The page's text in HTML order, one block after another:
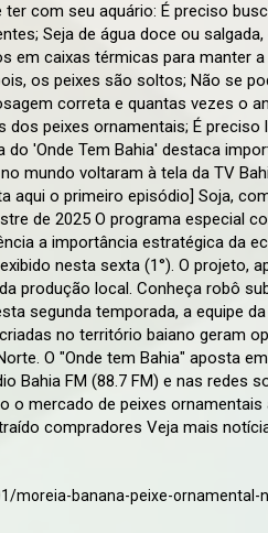
com seu aquário: É preciso
Seja de água doce ou
em caixas térmicas para manter
os peixes são soltos; Não se
correta e quantas vezes o
peixes ornamentais; É preciso
'Onde Tem Bahia' destaca
mundo voltaram à tela da TV
aqui o primeiro episódio] Soja,
de 2025 O programa especial
a importância estratégica da
nesta sexta (1°). O projeto,
produção local. Conheça robô
segunda temporada, a equipe
no território baiano geram
O "Onde tem Bahia" aposta
Bahia FM (88.7 FM) e nas redes
o mercado de peixes ornamentais
compradores Veja mais
banana-peixe-ornamental-